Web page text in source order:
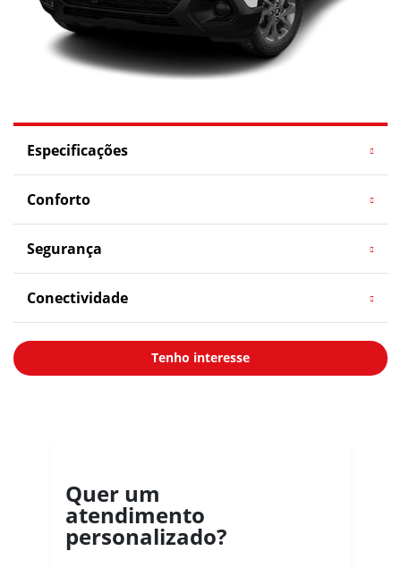
Especificações
Conforto
Segurança
Conectividade
Tenho interesse
Quer um
atendimento
personalizado?